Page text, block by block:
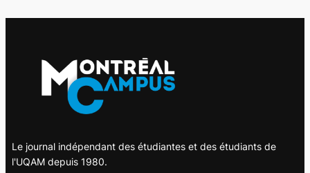
Le journal indépendant des étudiantes et des étudiants de
l'UQAM depuis 1980.